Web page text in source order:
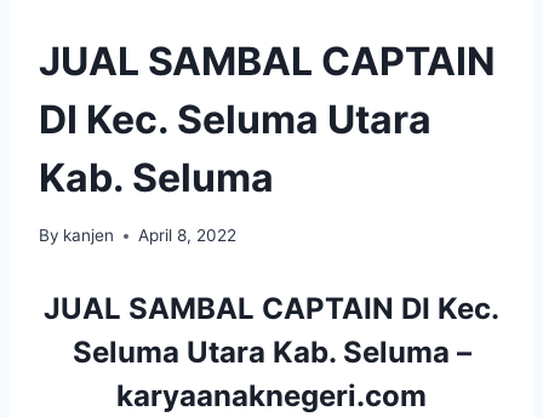
JUAL SAMBAL CAPTAIN
DI Kec. Seluma Utara
Kab. Seluma
By kanjen April 8, 2022
JUAL SAMBAL CAPTAIN DI Kec.
Seluma Utara Kab. Seluma –
karyaanaknegeri.com